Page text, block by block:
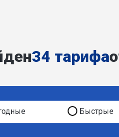
34 тарифа
Быстрые